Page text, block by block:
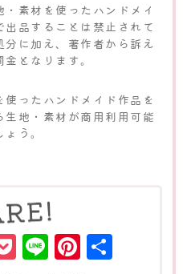
素材を使ったハンドメイ
出品することは禁止されて
に加え、著作者から訴え
となります。
ったハンドメイド作品を
地・素材が商用利用可能
う。
Pocket
Line